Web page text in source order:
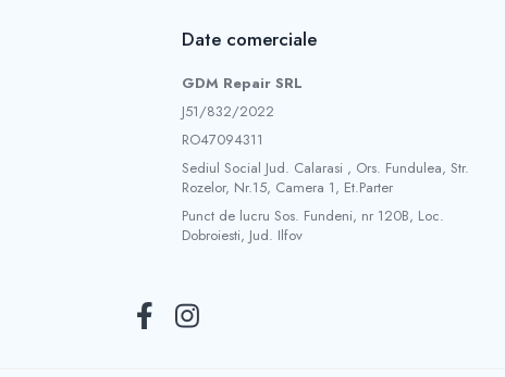
Date comerciale
GDM Repair SRL
J51/832/2022
RO47094311
Sediul Social Jud. Calarasi , Ors. Fundulea, Str.
Rozelor, Nr.15, Camera 1, Et.Parter
Punct de lucru Sos. Fundeni, nr 120B, Loc.
Dobroiesti, Jud. Ilfov